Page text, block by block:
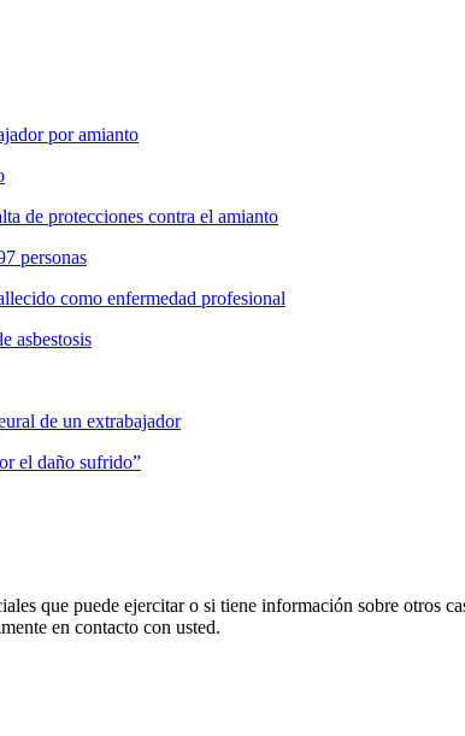
por amianto
de protecciones contra el amianto
personas
como enfermedad profesional
asbestosis
de un extrabajador
el daño sufrido”
que puede ejercitar o si tiene información sobre otros
en contacto con usted.